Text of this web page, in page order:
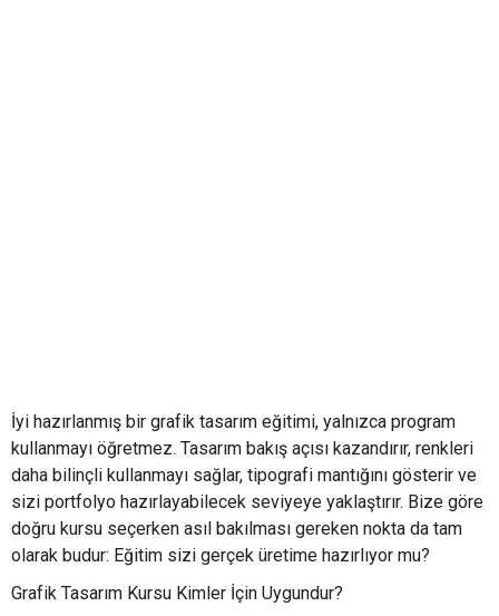
İyi hazırlanmış bir grafik tasarım eğitimi, yalnızca program
kullanmayı öğretmez. Tasarım bakış açısı kazandırır, renkleri
daha bilinçli kullanmayı sağlar, tipografi mantığını gösterir ve
sizi portfolyo hazırlayabilecek seviyeye yaklaştırır. Bize göre
doğru kursu seçerken asıl bakılması gereken nokta da tam
olarak budur: Eğitim sizi gerçek üretime hazırlıyor mu?
Grafik Tasarım Kursu Kimler İçin Uygundur?